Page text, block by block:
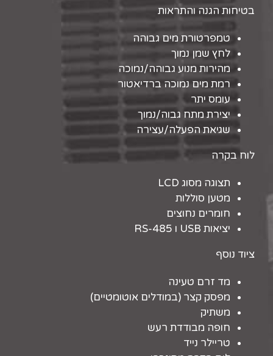
בטיחות הגנה והתראות
טמפרטורת מים גבוהה
לחץ שמן נמוך
מהירות מנוע גבוהה/נמוכה
רמת מים נמוכה ברדיאטור
עומס יתר
יצירת מתח גבוה/נמוך
שגיאת הפעלה/עצירה
לוח בקרה
תצוגה מסוג LCD
מטען סוללות
חומרים נחוצים
יציאות USB ו RS-485
ציוד נוסף
מד זרם טעינה
מפסק קצר (במודלים אוטומטיים)
משתיק
חופה מבודדת רעש
טריילר נייד